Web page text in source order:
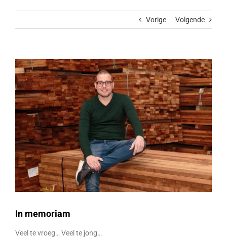
Vorige Volgende
In memoriam
Veel te vroeg… Veel te jong…